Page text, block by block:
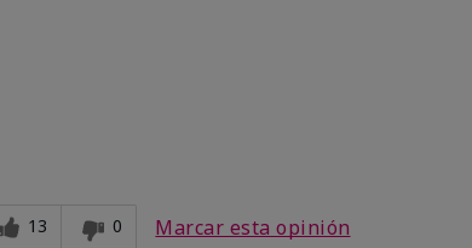
13 0 Marcar esta opinión